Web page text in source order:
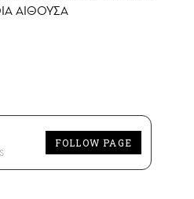
ΑΙΘΟΥΣΑ
FOLLOW PAGE